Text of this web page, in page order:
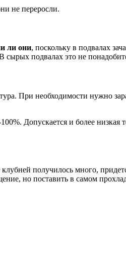
не переросли.
ли они, поскольку в подвалах
сырых подвалах это не
При необходимости нужно
Допускается и более
получилось много,
но поставить в самом